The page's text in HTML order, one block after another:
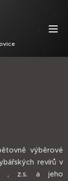
výběrové
revírů v
, z.s. a jeho